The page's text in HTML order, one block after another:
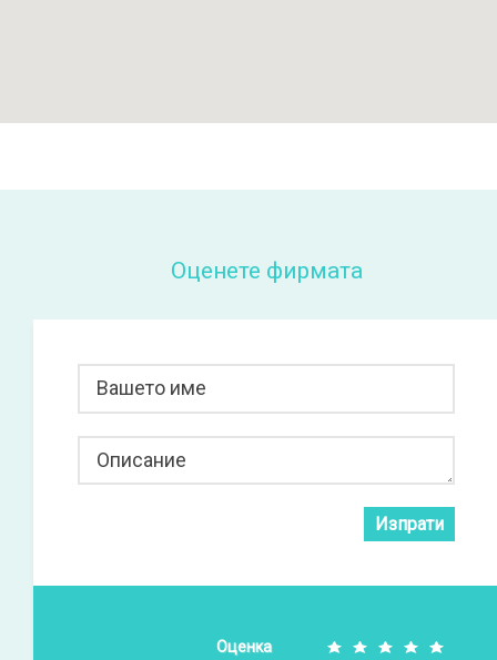
Оценете фирмата
Вашето име
Описание
Изпрати
Оценка